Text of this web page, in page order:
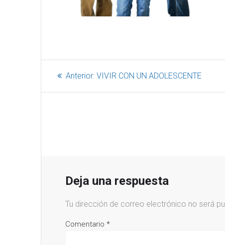
Anterior: VIVIR CON UN ADOLESCENTE
Deja una respuesta
Tu dirección de correo electrónico no será
Comentario*